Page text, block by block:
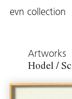
evn collection
Artworks
Hodel /